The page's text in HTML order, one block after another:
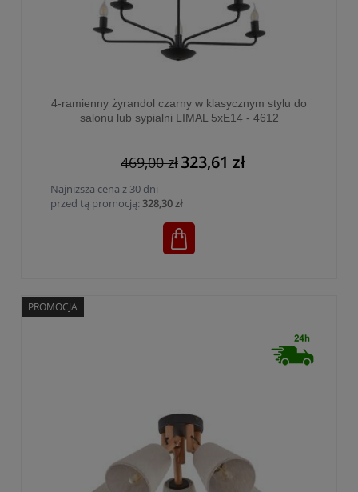
4-ramienny żyrandol czarny w klasycznym stylu do
salonu lub sypialni LIMAL 5xE14 - 4612
469,00 zł323,61 zł
Najniższa cena z 30 dni
przed tą promocją:328,30 zł
PROMOCJA